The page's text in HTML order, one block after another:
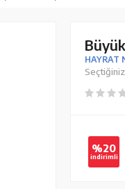
HAYRAT
%20
indirimli